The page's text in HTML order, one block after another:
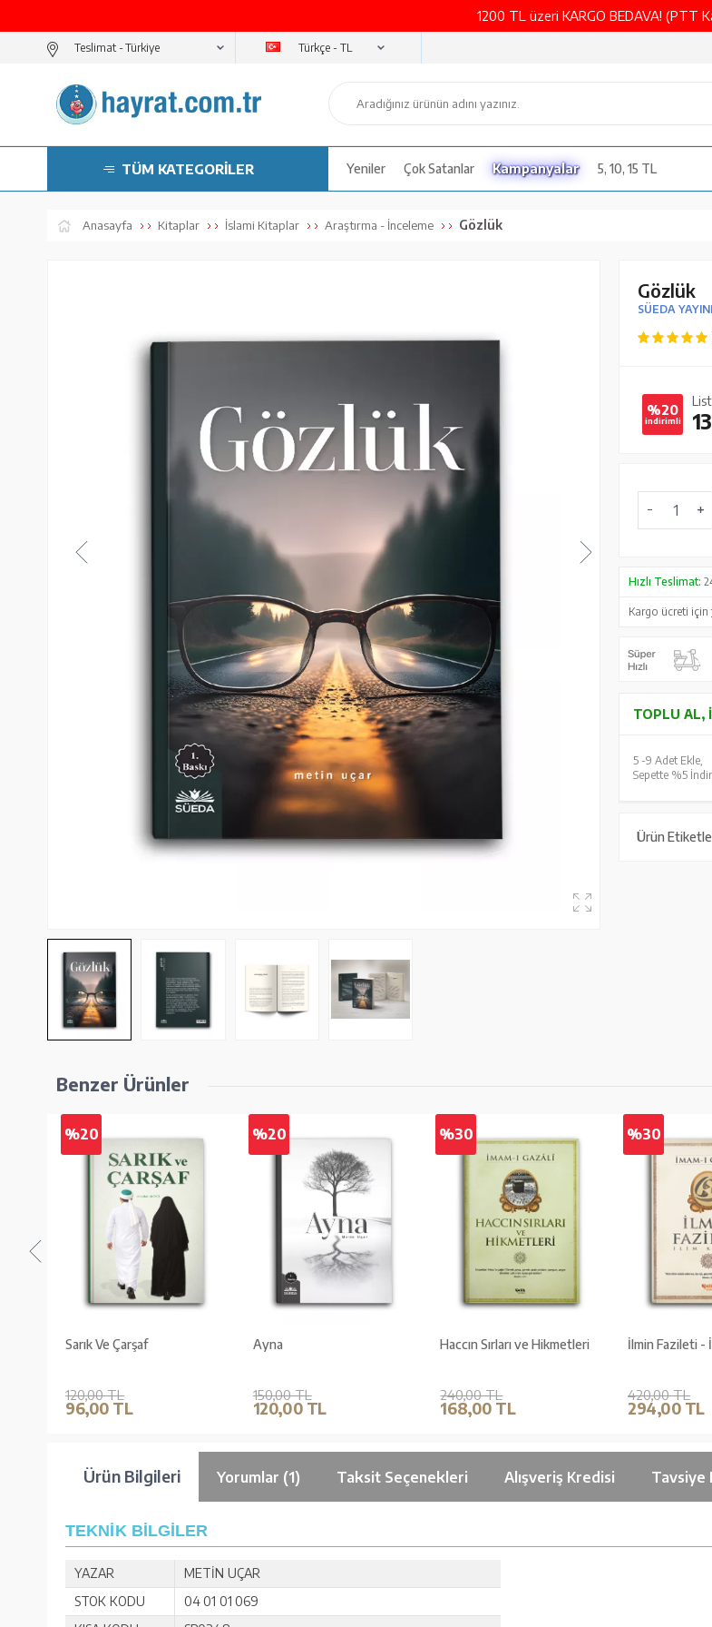
1200 TL üzeri KARGO BEDAVA! (PTT
Teslimat - Türkçe - TL
TÜM KATEGORİLER Yeniler Çok Satanlar Kampanyalar 5, 10, 15 TL
Anasayfa Kitaplar İslami Kitaplar Araştırma - İnceleme Gözlük
Gözlük
SÜEDA
%20
indirimli
Hızlı Teslimat:
Kargo ücreti için
TOPLU AL,
5 -9 Adet Ekle,
Sepette %5
Ürün
Benzer Ürünler
%20
Sarık Ve Çarşaf
120,00 TL
96,00 TL
%20
Ayna
150,00 TL
120,00 TL
%30
Haccın Sırları ve Hikmetleri
240,00 TL
168,00 TL
%30
İlmin Fazileti -
420,00 TL
294,00 TL
Ürün Bilgileri Yorumlar (1) Taksit Seçenekleri Alışveriş Kredisi Tavsiye
TEKNİK BİLGİLER
YAZAR
METİN UÇAR
STOK KODU
04 01 01 069